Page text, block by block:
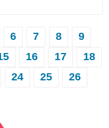
6 7 8
9
16 17
18
24 25 26